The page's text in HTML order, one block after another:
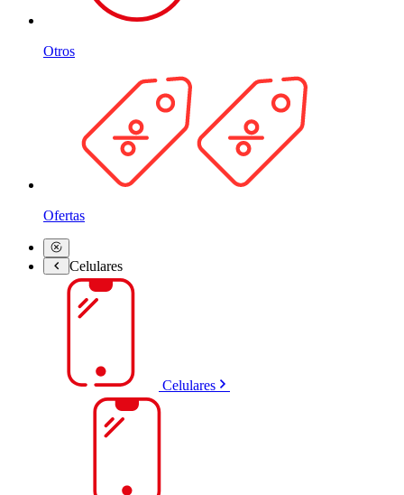
Otros
Ofertas
Celulares
Celulares